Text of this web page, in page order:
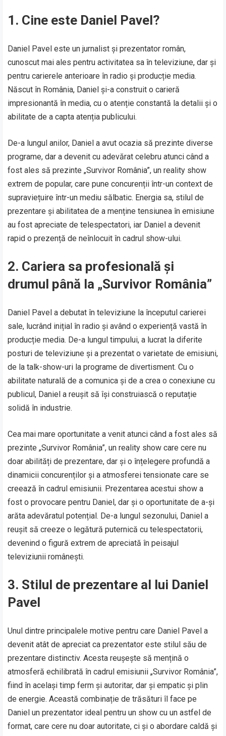
1. Cine este Daniel Pavel?
Daniel Pavel este un jurnalist și prezentator român,
cunoscut mai ales pentru activitatea sa în televiziune, dar și
pentru carierele anterioare în radio și producție media.
Născut în România, Daniel și-a construit o carieră
impresionantă în media, cu o atenție constantă la detalii și o
abilitate de a capta atenția publicului.
De-a lungul anilor, Daniel a avut ocazia să prezinte diverse
programe, dar a devenit cu adevărat celebru atunci când a
fost ales să prezinte „Survivor România”, un reality show
extrem de popular, care pune concurenții într-un context de
supraviețuire într-un mediu sălbatic. Energia sa, stilul de
prezentare și abilitatea de a menține tensiunea în emisiune
au fost apreciate de telespectatori, iar Daniel a devenit
rapid o prezență de neînlocuit în cadrul show-ului.
2. Cariera sa profesională și
drumul până la „Survivor România”
Daniel Pavel a debutat în televiziune la începutul carierei
sale, lucrând inițial în radio și având o experiență vastă în
producție media. De-a lungul timpului, a lucrat la diferite
posturi de televiziune și a prezentat o varietate de emisiuni,
de la talk-show-uri la programe de divertisment. Cu o
abilitate naturală de a comunica și de a crea o conexiune cu
publicul, Daniel a reușit să își construiască o reputație
solidă în industrie.
Cea mai mare oportunitate a venit atunci când a fost ales să
prezinte „Survivor România”, un reality show care cere nu
doar abilități de prezentare, dar și o înțelegere profundă a
dinamicii concurenților și a atmosferei tensionate care se
creează în cadrul emisiunii. Prezentarea acestui show a
fost o provocare pentru Daniel, dar și o oportunitate de a-și
arăta adevăratul potențial. De-a lungul sezonului, Daniel a
reușit să creeze o legătură puternică cu telespectatorii,
devenind o figură extrem de apreciată în peisajul
televiziunii românești.
3. Stilul de prezentare al lui Daniel
Pavel
Unul dintre principalele motive pentru care Daniel Pavel a
devenit atât de apreciat ca prezentator este stilul său de
prezentare distinctiv. Acesta reușește să mențină o
atmosferă echilibrată în cadrul emisiunii „Survivor România”,
fiind în același timp ferm și autoritar, dar și empatic și plin
de energie. Această combinație de trăsături îl face pe
Daniel un prezentator ideal pentru un show cu un astfel de
format, care cere nu doar autoritate, ci și o abordare caldă și